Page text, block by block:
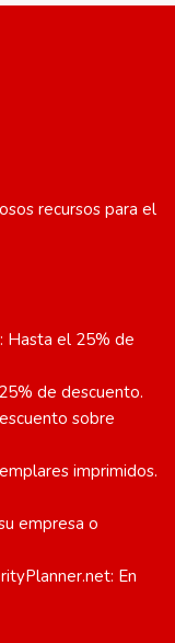
recursos para el
Hasta el 25% de
de descuento.
sobre
imprimidos.
empresa o
En